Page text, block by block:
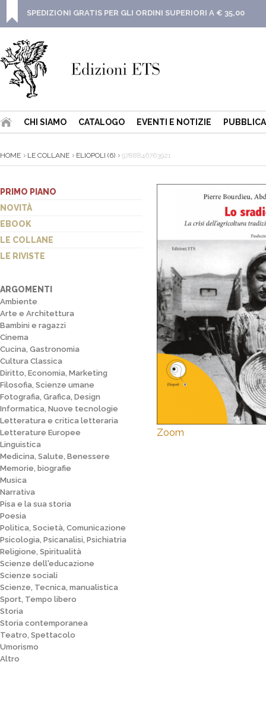
SPEDIZIONI GRATIS PER GLI ORDINI SUPERIORI A € 35,00
CHI SIAMO CATALOGO EVENTI E NOTIZIE
HOME LE COLLANE ELIOPOLI (6) 9788846763921
PRIMO PIANO
NOVITÀ
EBOOK
LE COLLANE
LE RIVISTE
ARGOMENTI
Ambiente
Arte e Architettura
Bambini e ragazzi
Cinema
Cucina, Gastronomia
Cultura Classica
Diritto, Economia, Marketing
Filosofia, Scienze umane
Fotografia, Grafica, Design
Informatica, Nuove tecnologie
Letteratura e critica letteraria
Letterature Europee
Linguistica
Medicina, Salute, Benessere
Memorie, biografie
Musica
Narrativa
Pisa e la sua storia
Poesia
Politica, Società, Comunicazione
Psicologia, Psicanalisi, Psichiatria
Religione, Spiritualità
Scienze dell'educazione
Scienze sociali
Scienze, Tecnica, manualistica
Sport, Tempo libero
Storia
Storia contemporanea
Teatro, Spettacolo
Umorismo
Altro
Zoom